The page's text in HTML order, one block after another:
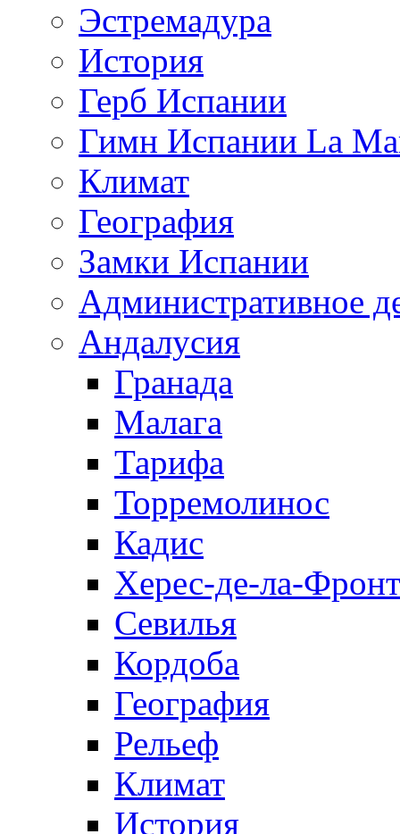
Эстремадура
История
Герб Испании
Гимн Испании La
Климат
География
Замки Испании
Административное
Андалусия
Гранада
Малага
Тарифа
Торремолинос
Кадис
Херес-де-ла-
Севилья
Кордоба
География
Рельеф
Климат
История